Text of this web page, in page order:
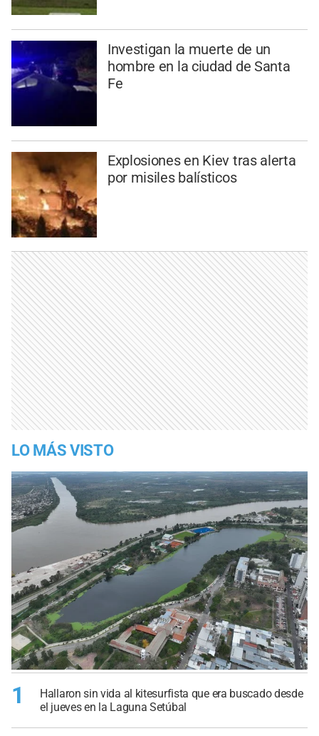
Investigan la muerte de un
hombre en la ciudad de Santa
Fe
Explosiones en Kiev tras alerta
por misiles balísticos
LO MÁS VISTO
1
Hallaron sin vida al kitesurfista que era buscado desde
el jueves en la Laguna Setúbal